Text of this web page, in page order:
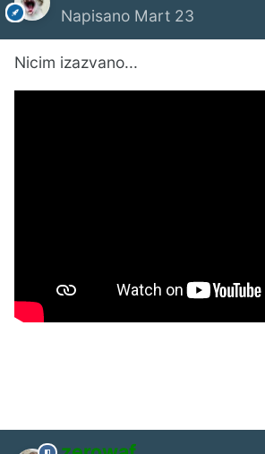
Napisano Mart 23
Nicim izazvano...